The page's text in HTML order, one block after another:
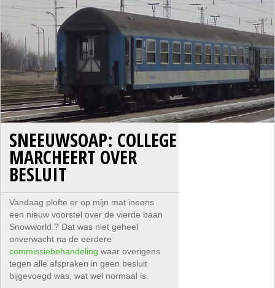
SNEEUWSOAP: COLLEGE
MARCHEERT OVER
BESLUIT
Vandaag plofte er op mijn mat ineens
een nieuw voorstel over de vierde baan
Snowworld.? Dat was niet geheel
onverwacht na de eerdere
commissiebehandeling waar overigens
tegen alle afspraken in geen besluit
bijgevoegd was, wat wel normaal is.